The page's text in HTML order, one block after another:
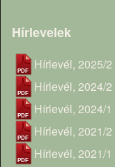
Hírlevelek
Hírlevél, 2025/2
Hírlevél, 2024/2
Hírlevél, 2024/1
Hírlevél, 2021/2
Hírlevél, 2021/1